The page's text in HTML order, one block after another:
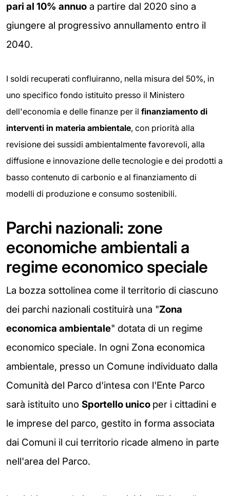
pari al 10% annuo a partire dal 2020 sino a
giungere al progressivo annullamento entro il
2040.
I soldi recuperati confluiranno, nella misura del 50%, in
uno specifico fondo istituito presso il Ministero
dell'economia e delle finanze per il finanziamento di
interventi in materia ambientale, con priorità alla
revisione dei sussidi ambientalmente favorevoli, alla
diffusione e innovazione delle tecnologie e dei prodotti a
basso contenuto di carbonio e al finanziamento di
modelli di produzione e consumo sostenibili.
Parchi nazionali: zone
economiche ambientali a
regime economico speciale
La bozza sottolinea come il territorio di ciascuno
dei parchi nazionali costituirà una "Zona
economica ambientale" dotata di un regime
economico speciale. In ogni Zona economica
ambientale, presso un Comune individuato dalla
Comunità del Parco d'intesa con l'Ente Parco
sarà istituito uno Sportello unico per i cittadini e
le imprese del parco, gestito in forma associata
dai Comuni il cui territorio ricade almeno in parte
nell'area del Parco.